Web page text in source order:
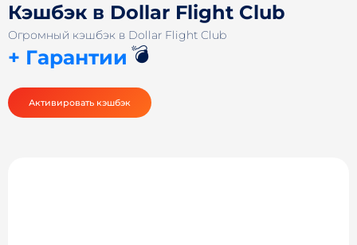
Кэшбэк в Dollar Flight Club
Огромный кэшбэк в Dollar Flight Club
+ Гарантии 💣
Активировать кэшбэк